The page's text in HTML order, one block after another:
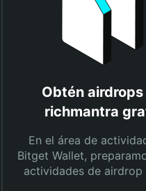
Obtén
richmantra
En el área de
Bitget Wallet,
actividades de airdrop